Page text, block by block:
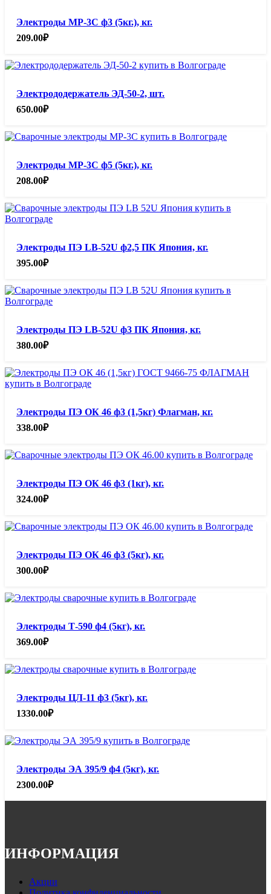
Электроды МР-3С ф3 (5кг.), кг.
209.00₽
Электрододержатель ЭД-50-2, шт.
650.00₽
Электроды МР-3С ф5 (5кг.), кг.
208.00₽
Электроды ПЭ LB-52U ф2,5 ПК Япония, кг.
395.00₽
Электроды ПЭ LB-52U ф3 ПК Япония, кг.
380.00₽
Электроды ПЭ ОК 46 ф3 (1,5кг) Флагман, кг.
338.00₽
Электроды ПЭ ОК 46 ф3 (1кг), кг.
324.00₽
Электроды ПЭ ОК 46 ф3 (5кг), кг.
300.00₽
Электроды Т-590 ф4 (5кг), кг.
369.00₽
Электроды ЦЛ-11 ф3 (5кг), кг.
1330.00₽
Электроды ЭА 395/9 ф4 (5кг), кг.
2300.00₽
ИНФОРМАЦИЯ
Акции